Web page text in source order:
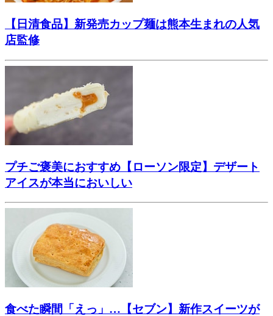
【日清食品】新発売カップ麺は熊本生まれの人気
店監修
プチご褒美におすすめ【ローソン限定】デザート
アイスが本当においしい
食べた瞬間「えっ」…【セブン】新作スイーツが